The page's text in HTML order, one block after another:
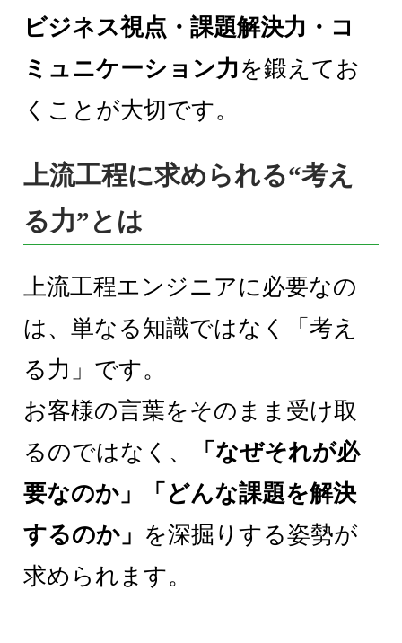
ビジネス視点・課題解決力・コ
ミュニケーション力を鍛えてお
くことが大切です。
上流工程に求められる“考え
る力”とは
上流工程エンジニアに必要なの
は、単なる知識ではなく「考え
る力」です。
お客様の言葉をそのまま受け取
るのではなく、
「なぜそれが必
要なのか」「どんな課題を解決
するのか」 を深掘りする姿勢が
求められます。